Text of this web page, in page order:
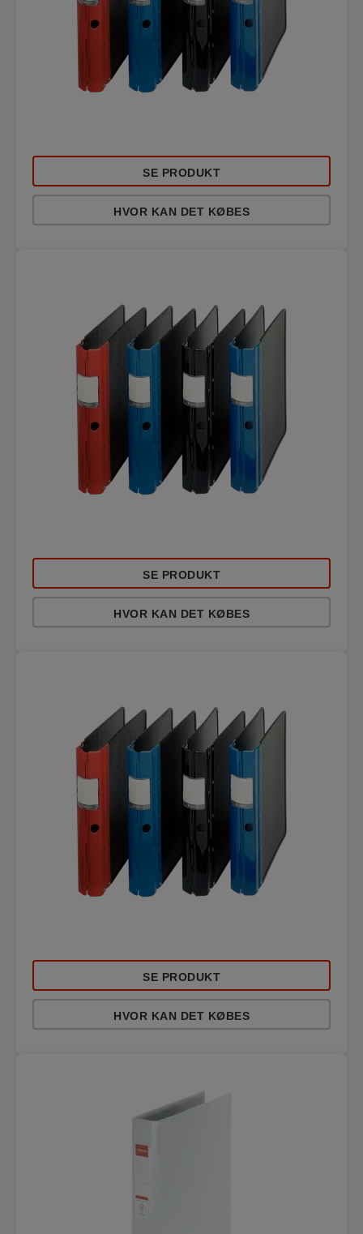
SE PRODUKT
HVOR KAN DET KØBES
SE PRODUKT
HVOR KAN DET KØBES
SE PRODUKT
HVOR KAN DET KØBES